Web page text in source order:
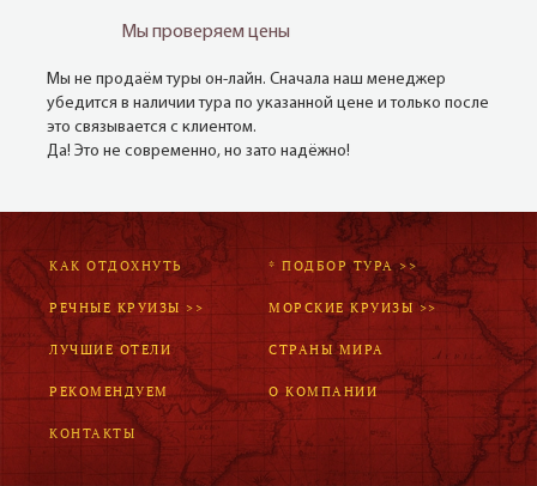
Мы проверяем цены
Мы не продаём туры он-лайн. Сначала наш менеджер
убедится в наличии тура по указанной цене и только после
это связывается с клиентом.
Да! Это не современно, но зато надёжно!
КАК ОТДОХНУТЬ * ПОДБОР ТУРА >>
РЕЧНЫЕ КРУИЗЫ >> МОРСКИЕ КРУИЗЫ >>
ЛУЧШИЕ ОТЕЛИ СТРАНЫ МИРА
РЕКОМЕНДУЕМ О КОМПАНИИ
КОНТАКТЫ